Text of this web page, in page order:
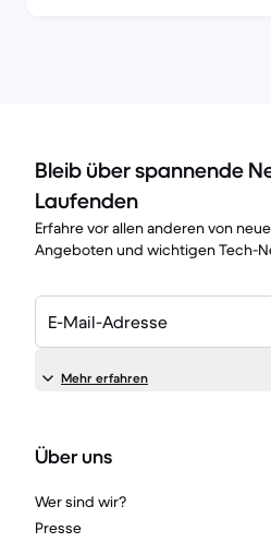
Bleib über spannende
Laufenden
Erfahre vor allen anderen von
Angeboten und wichtigen Tech-
E-Mail-Adresse
Mehr erfahren
Über uns
Wer sind wir?
Presse